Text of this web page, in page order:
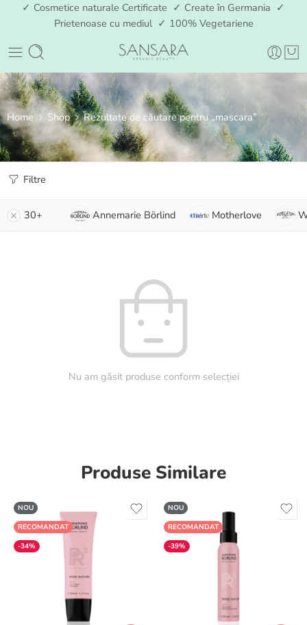
✓ Cosmetice naturale Certificate ✓ Create în Germania ✓
Prietenoase cu mediul ✓ 100% Vegetariene
Home Shop Rezultate de căutare pentru „mascara”
Filtre
30+ Annemarie Börlind Motherlove
Nu am găsit produse conform selecției
Produse Similare
NOU
RECOMANDAT
-34%
NOU
RECOMANDAT
-39%